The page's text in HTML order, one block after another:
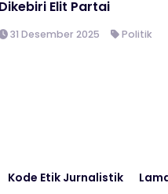
Dikebiri Elit Partai
31 Desember 2025 Politik
Kode Etik Jurnalistik